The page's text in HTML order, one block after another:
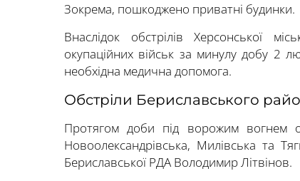
Зокрема, пошкоджено приватні будинки.
Внаслідок обстрілів Херсонської
окупаційних військ за минулу добу 2
необхідна медична допомога.
Обстріли Бериславського
Протягом доби під ворожим вогнем
Новоолександрівська, Милівська та
Бериславської РДА Володимир Літвінов.